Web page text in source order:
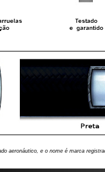
aeronáutico, e o nome é marca